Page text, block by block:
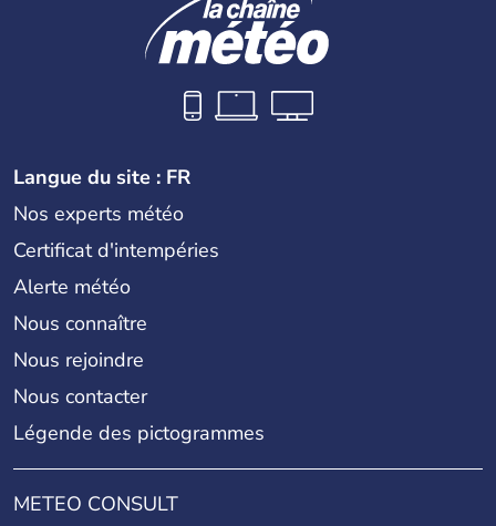
Langue du site : FR
Nos experts météo
Certificat d'intempéries
Alerte météo
Nous connaître
Nous rejoindre
Nous contacter
Légende des pictogrammes
METEO CONSULT